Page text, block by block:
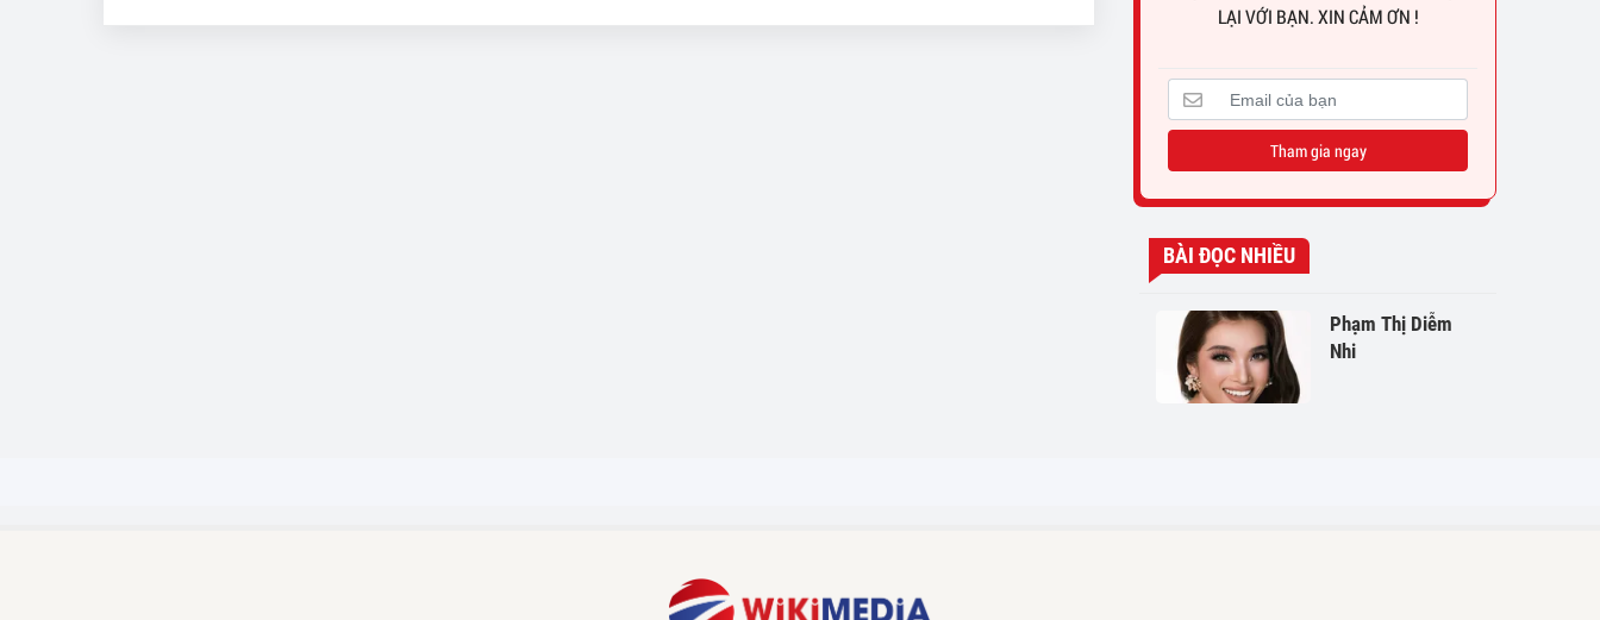
LẠI VỚI BẠN. XIN CẢM ƠN !
Tham gia ngay
BÀI ĐỌC NHIỀU
Phạm Thị Diễm
Nhi